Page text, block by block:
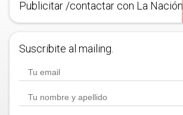
Publicitar /contactar con La Nación
Suscribite al mailing.